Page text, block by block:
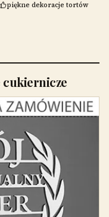
piękne dekoracje tortów
cukiernicze